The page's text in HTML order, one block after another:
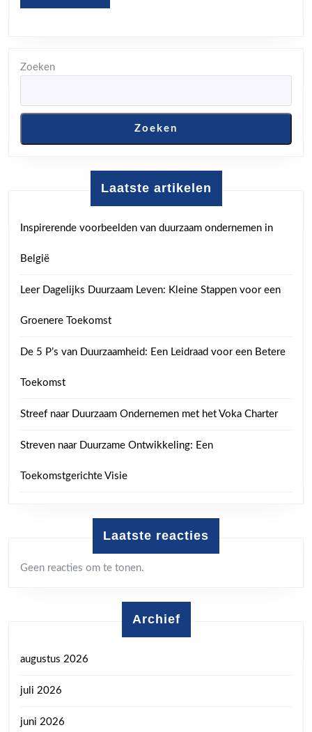
MORE
Zoeken
Zoeken
Laatste artikelen
Inspirerende voorbeelden van duurzaam ondernemen in
België
Leer Dagelijks Duurzaam Leven: Kleine Stappen voor een
Groenere Toekomst
De 5 P’s van Duurzaamheid: Een Leidraad voor een Betere
Toekomst
Streef naar Duurzaam Ondernemen met het Voka Charter
Streven naar Duurzame Ontwikkeling: Een
Toekomstgerichte Visie
Laatste reacties
Geen reacties om te tonen.
Archief
augustus 2026
juli 2026
juni 2026